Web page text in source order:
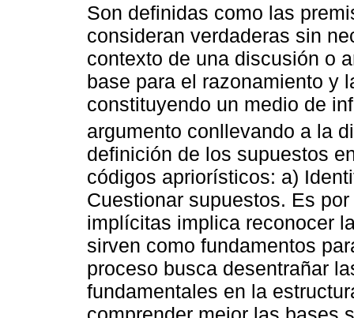
Son definidas como las
consideran verdaderas sin
contexto de una discusión o
base para el razonamiento y
constituyendo un medio de
argumento conllevando a la
definición de los supuestos
códigos apriorísticos: a)
Cuestionar supuestos. Es
implícitas implica reconocer
sirven como fundamentos
proceso busca desentrañar
fundamentales en la